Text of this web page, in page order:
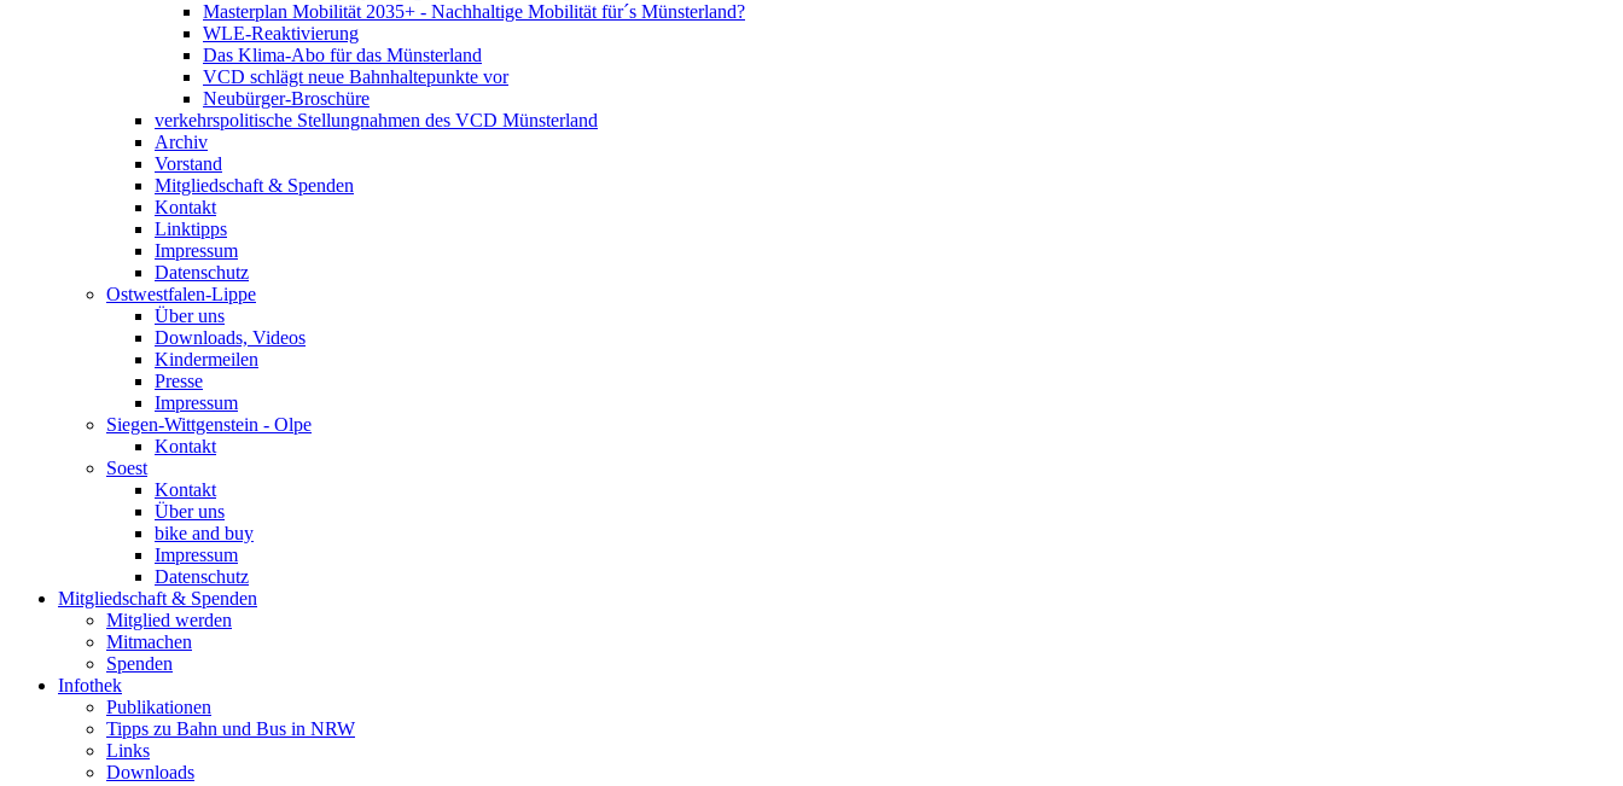
Masterplan Mobilität 2035+ - Nachhaltige Mobilität für´s Münsterland?
WLE-Reaktivierung
Das Klima-Abo für das Münsterland
VCD schlägt neue Bahnhaltepunkte vor
Neubürger-Broschüre
verkehrspolitische Stellungnahmen des VCD Münsterland
Archiv
Vorstand
Mitgliedschaft & Spenden
Kontakt
Linktipps
Impressum
Datenschutz
Ostwestfalen-Lippe
Über uns
Downloads, Videos
Kindermeilen
Presse
Impressum
Siegen-Wittgenstein - Olpe
Kontakt
Soest
Kontakt
Über uns
bike and buy
Impressum
Datenschutz
Mitgliedschaft & Spenden
Mitglied werden
Mitmachen
Spenden
Infothek
Publikationen
Tipps zu Bahn und Bus in NRW
Links
Downloads